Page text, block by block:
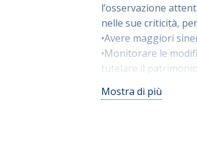
l’osservazione
nelle sue criticità,
•Avere maggiori
•Monitorare le
tutelare il
•Costruire un
Mostra di più